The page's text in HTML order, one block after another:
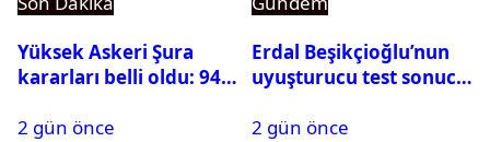
Yüksek Askeri Şura
kararları belli oldu: 94
2 gün önce
Erdal Beşikçioğlu’nun
uyuşturucu test sonucu
2 gün önce